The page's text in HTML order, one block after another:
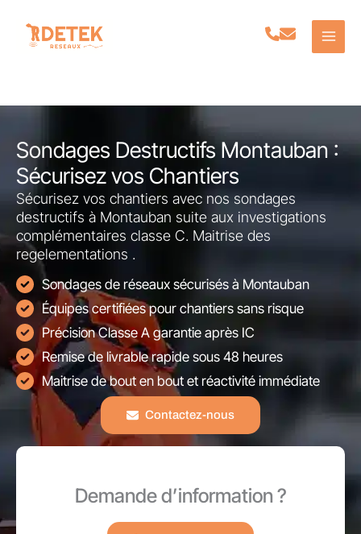
contenu
Sondages Destructifs Montauban :
Sécurisez vos Chantiers
Sécurisez vos chantiers avec nos sondages
destructifs à Montauban suite aux investigations
complémentaires classe C. Maitrise des
regelementations .
Sondages de réseaux sécurisés à Montauban
Équipes certifiées pour chantiers sans risque
Précision Classe A garantie après IC
Remise de livrable rapide sous 48 heures
Maitrise de bout en bout et réactivité immédiate
Contactez-nous
Demande d’information ?